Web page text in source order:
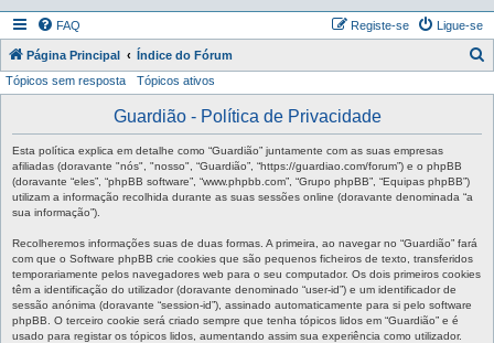
FAQ Ligue-se
Registe-se
Página Principal Índice do Fórum
Tópicos sem resposta Tópicos ativos
Guardião - Política de Privacidade
Esta política explica em detalhe como “Guardião” juntamente com as suas empresas
afiliadas (doravante "nós", "nosso", “Guardião”, “https://guardiao.com/forum”) e o phpBB
(doravante “eles”, “phpBB software”, “www.phpbb.com”, “Grupo phpBB”, “Equipas phpBB”)
utilizam a informação recolhida durante as suas sessões online (doravante denominada “a
sua informação”).
Recolheremos informações suas de duas formas. A primeira, ao navegar no “Guardião” fará
com que o Software phpBB crie cookies que são pequenos ficheiros de texto, transferidos
temporariamente pelos navegadores web para o seu computador. Os dois primeiros cookies
têm a identificação do utilizador (doravante denominado “user-id”) e um identificador de
sessão anónima (doravante “session-id”), assinado automaticamente para si pelo software
phpBB. O terceiro cookie será criado sempre que tenha tópicos lidos em “Guardião” e é
usado para registar os tópicos lidos, aumentando assim sua experiência como utilizador.